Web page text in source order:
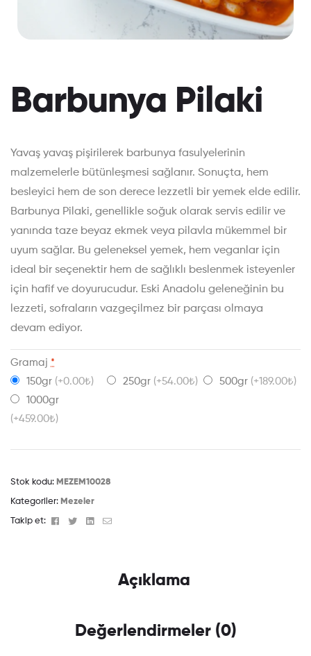
Barbunya Pilaki
Yavaş yavaş pişirilerek barbunya fasulyelerinin
malzemelerle bütünleşmesi sağlanır. Sonuçta, hem
besleyici hem de son derece lezzetli bir yemek elde edilir.
Barbunya Pilaki, genellikle soğuk olarak servis edilir ve
yanında taze beyaz ekmek veya pilavla mükemmel bir
uyum sağlar. Bu geleneksel yemek, hem veganlar için
ideal bir seçenektir hem de sağlıklı beslenmek isteyenler
için hafif ve doyurucudur. Eski Anadolu geleneğinin bu
lezzeti, sofraların vazgeçilmez bir parçası olmaya
devam ediyor.
Gramaj *
150gr (+0.00₺) 250gr (+54.00₺) 500gr (+189.00₺)
1000gr
(+459.00₺)
Stok kodu: MEZEM10028
Kategoriler: Mezeler
Takip et: Facebook
TwitterLinkedin
Email
Açıklama
Değerlendirmeler (0)